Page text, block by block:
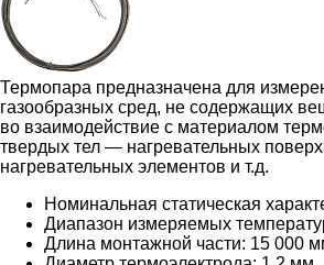
Термопара предназначена для
газообразных сред, не содержащих
во взаимодействие с материалом
твердых тел — нагревательных
нагревательных элементов и т.д.
Номинальная статическая
Диапазон измеряемых
Длина монтажной части: 15 000